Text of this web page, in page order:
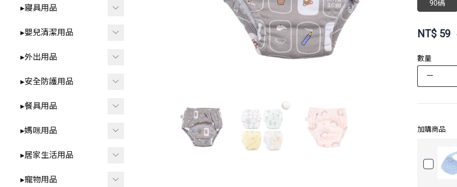
🍼 清新奶油系BABY用品
▸雨季防水.我不怕
▸安撫玩具⧸娃娃
▸咬咬固齒器
▸遙控玩具
衣.褲子
▸秋冬童裝
子
▸ 拉拉褲 ⧸ 學習褲
▸兒童泳裝
▸圍兜⧸口水巾
▸髮飾⧸髮夾⧸髮圈
▸學步鞋
▸帽子
▸其他配件
▸寢具用品
▸包巾⧸蓋毯⧸保暖睡袋
▸枕頭⧸抱枕
▸防踢被
▸ 床圍⧸床邊收納
▸防濕尿墊
▸嬰兒清潔用品
▸洗澡用品
▸奶瓶刷⧸奶嘴盒
▸指甲剪
▸外出用品
▸保暖披風
▸背巾⧸背帶
▸其他外出用品
▸手推車周邊
▸安全防護用品
▸其他防護用品
▸各式安全鎖
▸餐具用品
▸學飲杯
▸碗⧸盤⧸餐盒
▸媽咪用品
▸擠乳器⧸集乳器
▸內衣⧸內褲
▸居家生活用品
▸紋身貼紙
▸寵物用品
90碼
NT$59
數量
－
加購商品